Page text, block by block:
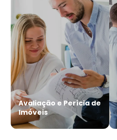
Avaliação e Perícia de
Imóveis